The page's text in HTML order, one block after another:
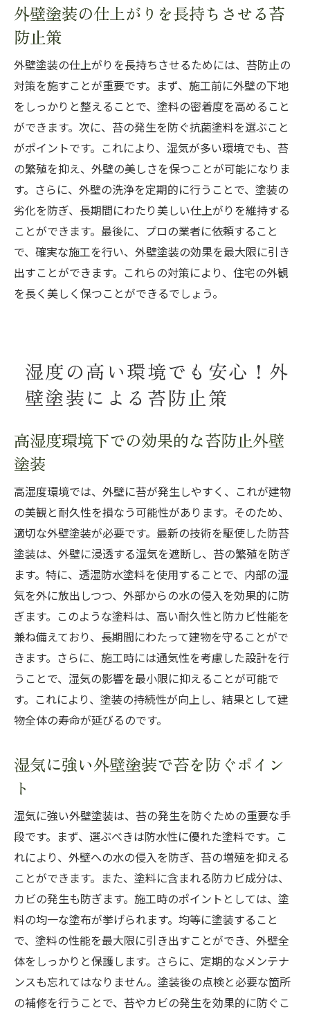
外壁塗装の仕上がりを長持ちさせる苔
防止策
外壁塗装の仕上がりを長持ちさせるためには、苔防止の
対策を施すことが重要です。まず、施工前に外壁の下地
をしっかりと整えることで、塗料の密着度を高めること
ができます。次に、苔の発生を防ぐ抗菌塗料を選ぶこと
がポイントです。これにより、湿気が多い環境でも、苔
の繁殖を抑え、外壁の美しさを保つことが可能になりま
す。さらに、外壁の洗浄を定期的に行うことで、塗装の
劣化を防ぎ、長期間にわたり美しい仕上がりを維持する
ことができます。最後に、プロの業者に依頼すること
で、確実な施工を行い、外壁塗装の効果を最大限に引き
出すことができます。これらの対策により、住宅の外観
を長く美しく保つことができるでしょう。
湿度の高い環境でも安心！外
壁塗装による苔防止策
高湿度環境下での効果的な苔防止外壁
塗装
高湿度環境では、外壁に苔が発生しやすく、これが建物
の美観と耐久性を損なう可能性があります。そのため、
適切な外壁塗装が必要です。最新の技術を駆使した防苔
塗装は、外壁に浸透する湿気を遮断し、苔の繁殖を防ぎ
ます。特に、透湿防水塗料を使用することで、内部の湿
気を外に放出しつつ、外部からの水の侵入を効果的に防
ぎます。このような塗料は、高い耐久性と防カビ性能を
兼ね備えており、長期間にわたって建物を守ることがで
きます。さらに、施工時には通気性を考慮した設計を行
うことで、湿気の影響を最小限に抑えることが可能で
す。これにより、塗装の持続性が向上し、結果として建
物全体の寿命が延びるのです。
湿気に強い外壁塗装で苔を防ぐポイン
ト
湿気に強い外壁塗装は、苔の発生を防ぐための重要な手
段です。まず、選ぶべきは防水性に優れた塗料です。こ
れにより、外壁への水の侵入を防ぎ、苔の増殖を抑える
ことができます。また、塗料に含まれる防カビ成分は、
カビの発生も防ぎます。施工時のポイントとしては、塗
料の均一な塗布が挙げられます。均等に塗装すること
で、塗料の性能を最大限に引き出すことができ、外壁全
体をしっかりと保護します。さらに、定期的なメンテナ
ンスも忘れてはなりません。塗装後の点検と必要な箇所
の補修を行うことで、苔やカビの発生を効果的に防ぐこ